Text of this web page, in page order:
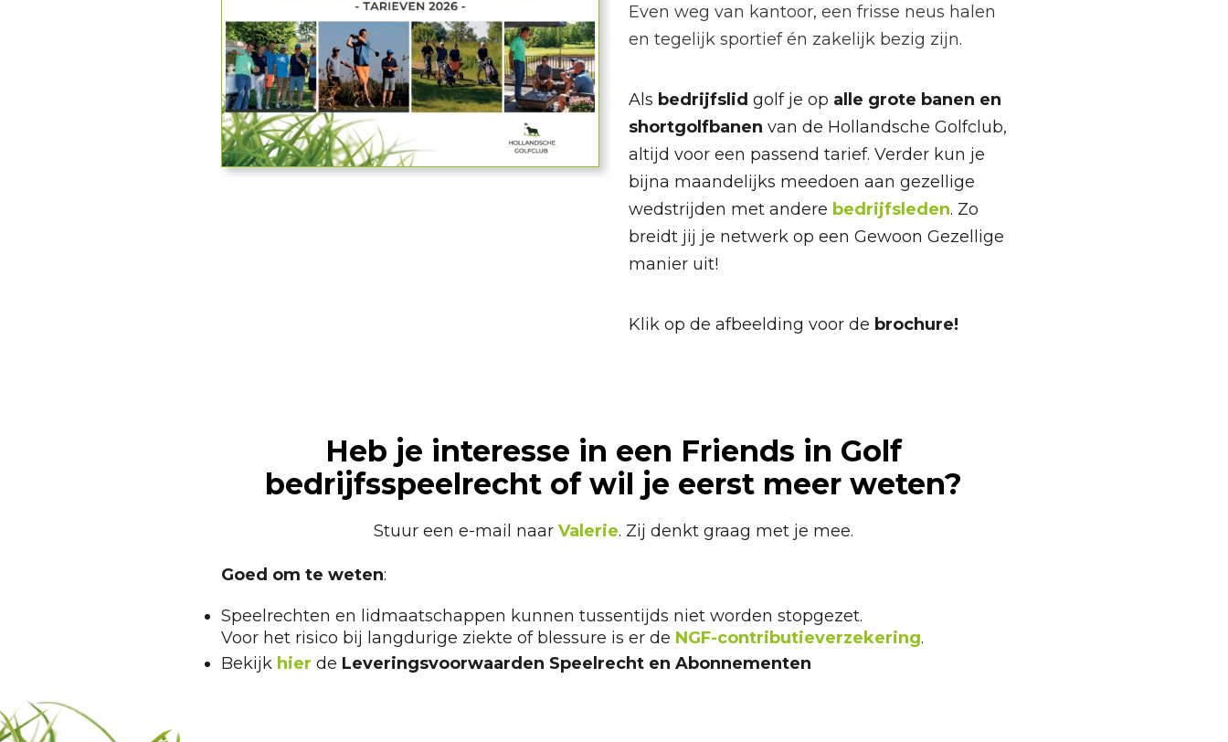
Even weg van kantoor, een frisse neus halen
en tegelijk sportief én zakelijk bezig zijn.
Als bedrijfslid golf je op alle grote banen en
shortgolfbanen van de Hollandsche Golfclub,
altijd voor een passend tarief. Verder kun je
bijna maandelijks meedoen aan gezellige
wedstrijden met andere bedrijfsleden. Zo
breidt jij je netwerk op een Gewoon Gezellige
manier uit!
Klik op de afbeelding voor de brochure!
Heb je interesse in een Friends in Golf
bedrijfsspeelrecht of wil je eerst meer weten?
Stuur een e-mail naarValerie. Zij denkt graag met je mee.
Goed om te weten:
Speelrechten en lidmaatschappen kunnen tussentijds niet worden stopgezet.
Voor het risico bij langdurige ziekte of blessure is er de NGF-contributieverzekering.
Bekijk hier de Leveringsvoorwaarden Speelrecht en Abonnementen